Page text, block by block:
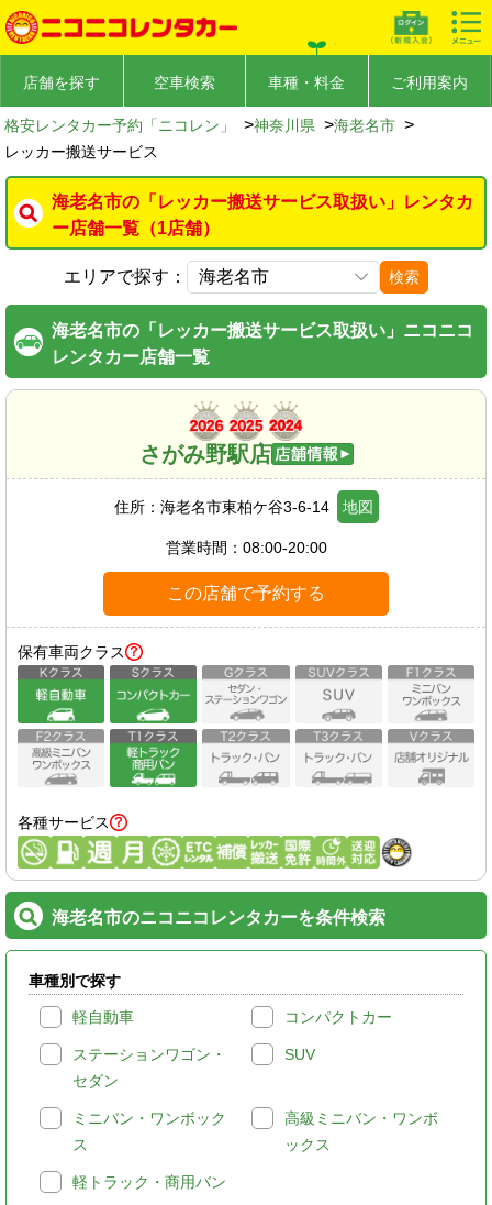
店舗を探す 空車検索 車種・料金 ご利用案内
格安レンタカー予約「ニコレン」 >神奈川県 >海老名市 >
レッカー搬送サービス
海老名市の「レッカー搬送サービス取扱い」レンタカ
ー店舗一覧（1店舗）
エリアで探す： 検索
海老名市の「レッカー搬送サービス取扱い」ニコニコ
レンタカー店舗一覧
さがみ野駅店
住所： 海老名市東柏ケ谷3-6-14 地図
営業時間： 08:00-20:00
この店舗で予約する
保有車両クラス
各種サービス
海老名市のニコニコレンタカーを条件検索
車種別で探す
軽自動車 コンパクトカー
ステーションワゴン・
セダン
SUV
ミニバン・ワンボック
ス
高級ミニバン・ワンボ
ックス
軽トラック・商用バン